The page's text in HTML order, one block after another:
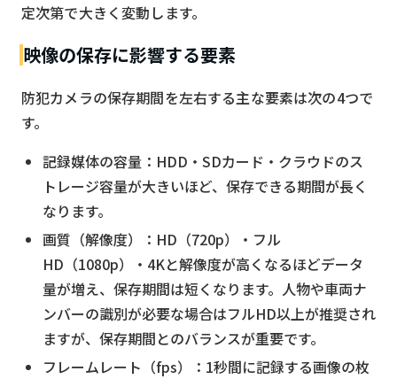
定次第で大きく変動します。
映像の保存に影響する要素
防犯カメラの保存期間を左右する主な要素は次の4つで
す。
記録媒体の容量：HDD・SDカード・クラウドのス
トレージ容量が大きいほど、保存できる期間が長く
なります。
画質（解像度）：HD（720p）・フル
HD（1080p）・4Kと解像度が高くなるほどデータ
量が増え、保存期間は短くなります。人物や車両ナ
ンバーの識別が必要な場合はフルHD以上が推奨され
ますが、保存期間とのバランスが重要です。
フレームレート（fps）：1秒間に記録する画像の枚